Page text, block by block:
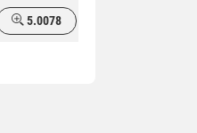
5.0078